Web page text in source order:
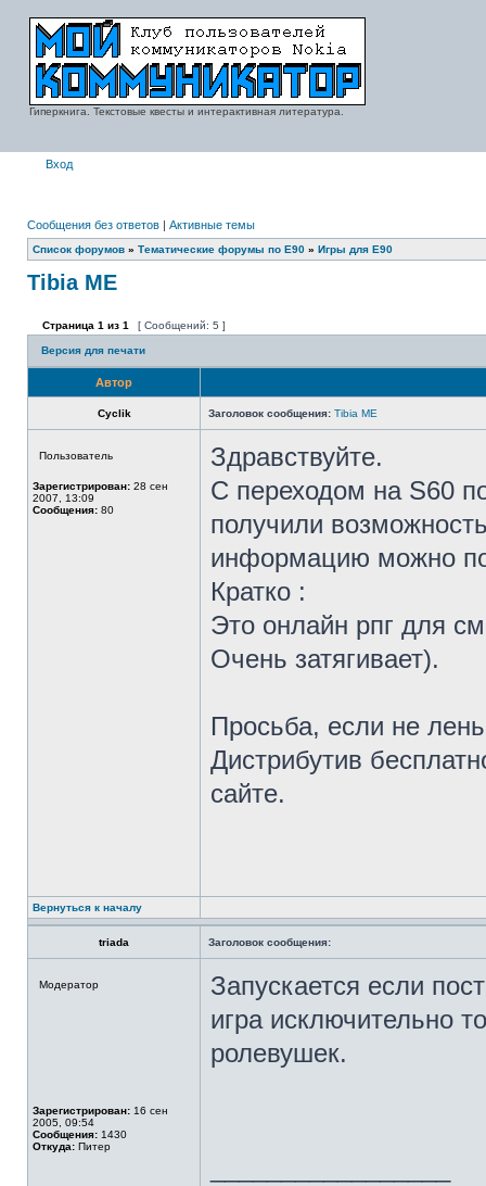
Гиперкнига. Текстовые квесты и интерактивная литература.
Вход
Сообщения без ответов | Активные темы
Список форумов » Тематические форумы по E90 » Игры для E90
Tibia ME
Страница 1 из 1 [ Сообщений: 5 ]
Версия для печати
Автор
Cyclik Заголовок сообщения: Tibia ME
Пользователь
Зарегистрирован: 28 сен
2007, 13:09
Сообщения: 80
Здравствуйте.
С переходом на S60
получили
информацию можно
Кратко :
Это онлайн рпг для
Очень затягивает).
Просьба, если не
Дистрибутив
сайте.
Вернуться к началу
triada Заголовок сообщения:
Модератор
Зарегистрирован: 16 сен
2005, 09:54
Сообщения: 1430
Откуда: Питер
Запускается если
игра исключительно
ролевушек.